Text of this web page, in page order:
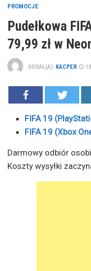
PROMOCJE
Pudełkowa
79,99 zł w
DODAŁ(A): KACPER
FIFA 19
FIFA 19 (Xbox
Darmowy odbiór
Koszty wysyłki